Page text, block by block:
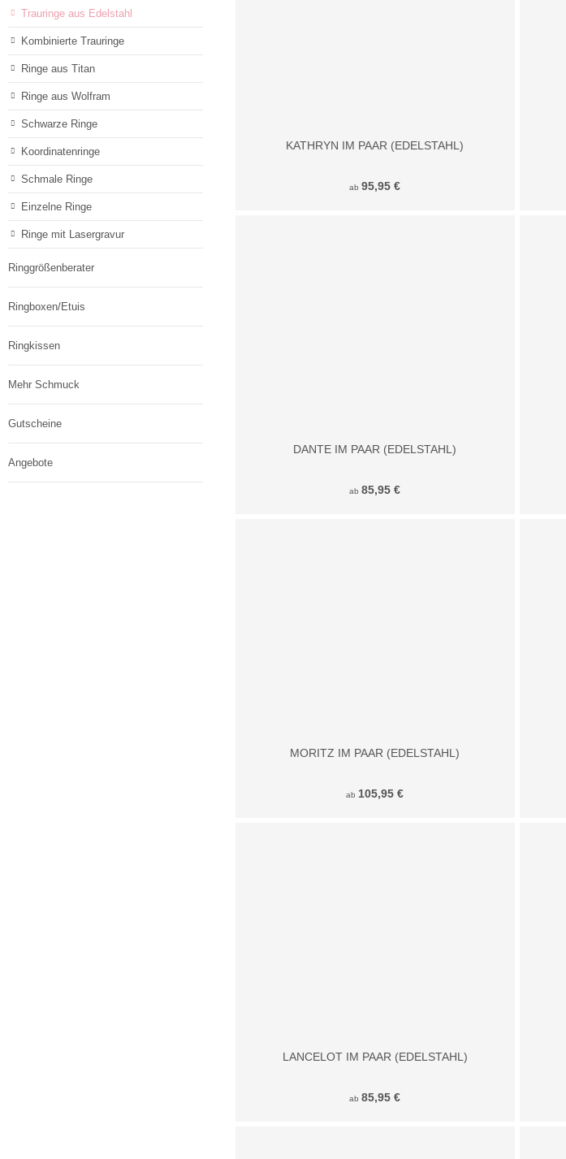
Ketten mit Anhänger
Trauringe aus Edelstahl
Kombinierte Trauringe
Ringe aus Titan
Ringe aus Wolfram
Schwarze Ringe
Koordinatenringe
Schmale Ringe
Einzelne Ringe
Ringe mit Lasergravur
Ringgrößenberater
Ringboxen/Etuis
Ringkissen
Mehr Schmuck
Gutscheine
Angebote
KATHRYN IM PAAR (EDELSTAHL)
ab95,95 €
DANTE IM PAAR (EDELSTAHL)
ab85,95 €
MORITZ IM PAAR (EDELSTAHL)
ab 105,95 €
LANCELOT IM PAAR (EDELSTAHL)
ab85,95 €